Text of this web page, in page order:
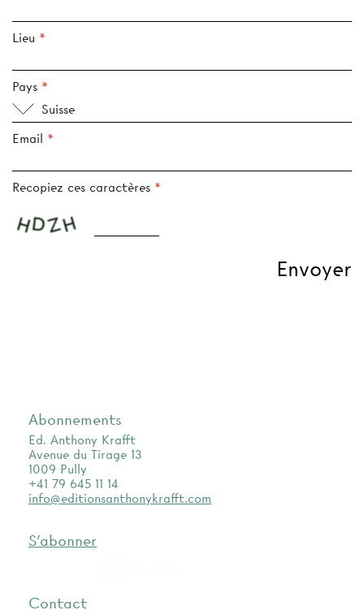
Lieu
Pays
Suisse
Email
Recopiez ces caractères
Abonnements
Ed. Anthony Krafft
Avenue du Tirage 13
1009 Pully
+41 79 645 11 14
info@editionsanthonykrafft.com
S'abonner
Contact